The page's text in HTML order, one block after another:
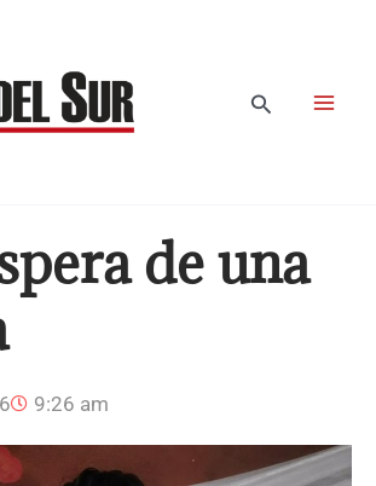
Buscar
de una
9:26 am